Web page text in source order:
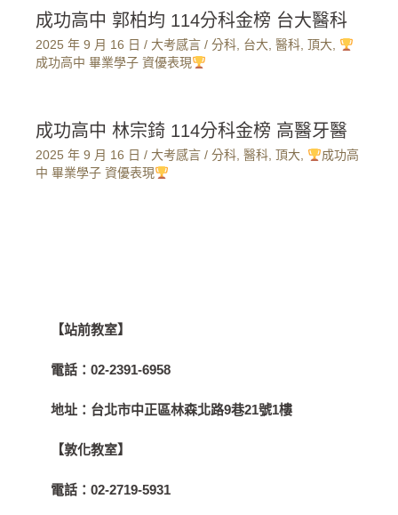
成功高中 郭柏均 114分科金榜 台大醫科
2025 年 9 月 16 日 / 大考感言 / 分科, 台大, 醫科, 頂大,
成功高中 畢業學子 資優表現
成功高中 林宗錡 114分科金榜 高醫牙醫
2025 年 9 月 16 日 / 大考感言 / 分科, 醫科, 頂大,
成功高
中 畢業學子 資優表現
【站前教室】
電話：02-2391-6958
地址： 台北市中正區林森北路9巷21號1樓
【敦化教室】
電話：02-2719-5931